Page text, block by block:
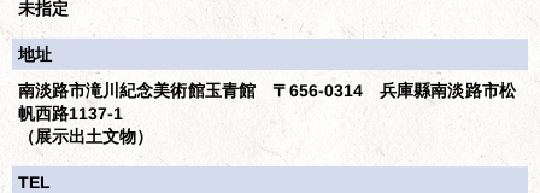
未指定
地址
南淡路市滝川紀念美術館玉青館 〒656-0314 兵庫縣南淡路市松
帆西路1137-1
（展示出土文物）
TEL